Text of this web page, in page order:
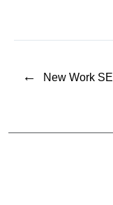
← New Work SE